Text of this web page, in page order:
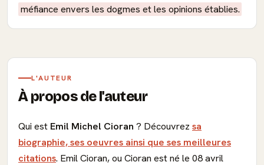
méfiance envers les dogmes et les opinions établies.
L'AUTEUR
À propos de l'auteur
Qui est Emil Michel Cioran ? Découvrez sa
biographie, ses oeuvres ainsi que ses meilleures
citations. Emil Cioran, ou Cioran est né le 08 avril